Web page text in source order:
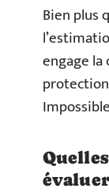
Bien plus
engage